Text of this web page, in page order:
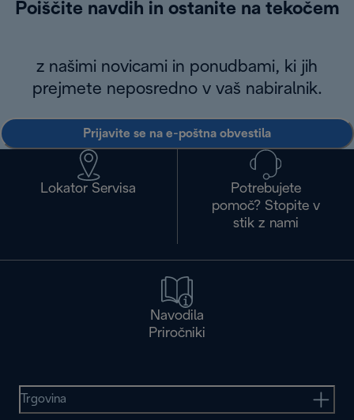
Poiščite navdih in ostanite na tekočem
z našimi novicami in ponudbami, ki jih
prejmete neposredno v vaš nabiralnik.
Prijavite se na e-poštna obvestila
Lokator Servisa
Potrebujete
pomoč? Stopite v
stik z nami
Navodila
Priročniki
Trgovina